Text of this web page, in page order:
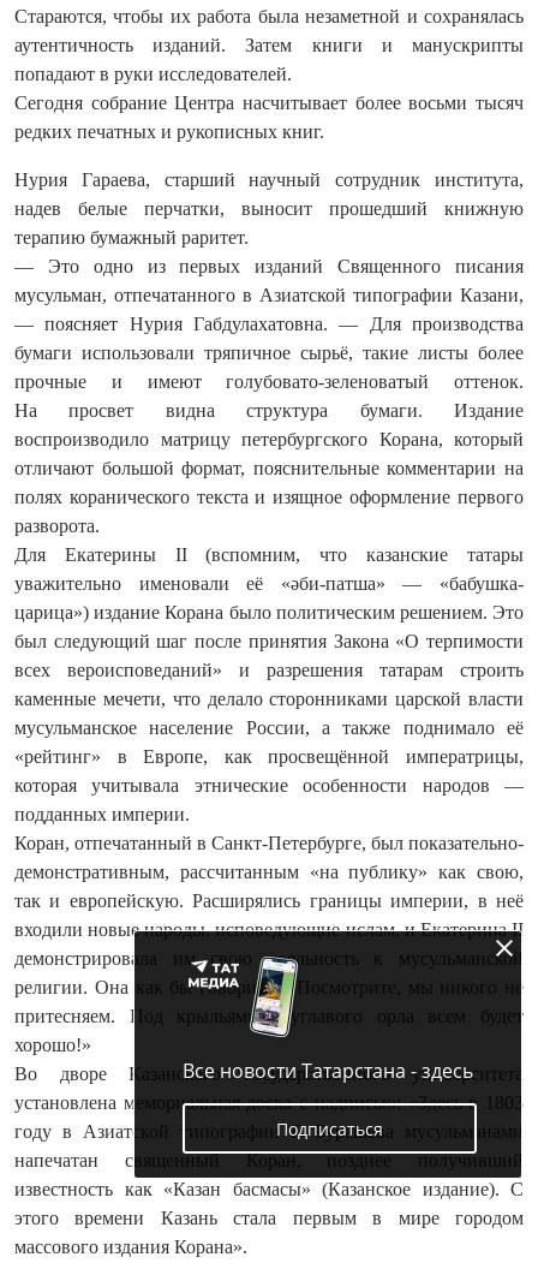
Стараются, чтобы их работа была незаметной и сохранялась
аутентичность изданий. Затем книги и манускрипты
попадают в руки исследователей.
Сегодня собрание Центра насчитывает более восьми тысяч
редких печатных и рукописных книг.
Нурия Гараева, старший научный сотрудник института,
надев белые перчатки, выносит прошедший книжную
терапию бумажный раритет.
— Это одно из первых изданий Священного писания
мусульман, отпечатанного в Азиатской типографии Казани,
— поясняет Нурия Габдулахатовна. — Для производства
бумаги использовали тряпичное сырьё, такие листы более
прочные и имеют голубовато-зеленоватый оттенок.
На просвет видна структура бумаги. Издание
воспроизводило матрицу петербургского Корана, который
отличают большой формат, пояснительные комментарии на
полях коранического текста и изящное оформление первого
разворота.
Для Екатерины II (вспомним, что казанские татары
уважительно именовали её «әби-патша» — «бабушка-
царица») издание Корана было политическим решением. Это
был следующий шаг после принятия Закона «О терпимости
всех вероисповеданий» и разрешения татарам строить
каменные мечети, что делало сторонниками царской власти
мусульманское население России, а также поднимало её
«рейтинг» в Европе, как просвещённой императрицы,
которая учитывала этнические особенности народов —
подданных империи.
Коран, отпечатанный в Санкт‑Пе­тербурге, был показательно-
демонстративным, рассчитанным «на публику» как свою,
так и европейскую. Расширялись границы империи, в неё
входили новые народы, исповедующие ислам, и Екатерина II
демонстрировала им свою лояльность к мусульманской
религии. Она как бы говорила: «Посмотрите, мы никого не
притесняем. Под крыльями двуглавого орла всем будет
хорошо!»
Во дворе Казанского государственного университета
установлена мемориальная доска с надписью: «Здесь в 1803
году в Азиатской типографии Г. Бурашева мусульманами
напечатан священный Коран, позднее получивший
известность как «Казан басмасы» (Казанское издание). С
этого времени Казань стала первым в мире городом
массового издания Корана».
Все новости Татарстана - здесь
Подписаться